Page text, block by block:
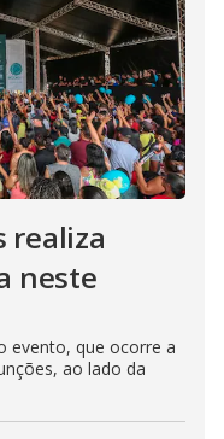
realiza
neste
evento, que ocorre a
ao lado da